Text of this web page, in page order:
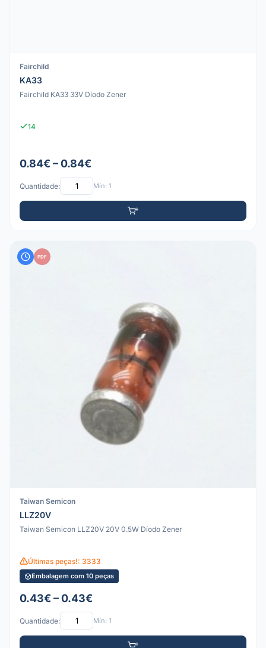
Fairchild
KA33
Fairchild KA33 33V Díodo Zener
14
0.84€ – 0.84€
Quantidade: Mín: 1
PDF
Taiwan Semicon
LLZ20V
Taiwan Semicon LLZ20V 20V 0.5W Díodo Zener
Últimas peças!: 3333
Embalagem com 10 peças
0.43€ – 0.43€
Quantidade: Mín: 1